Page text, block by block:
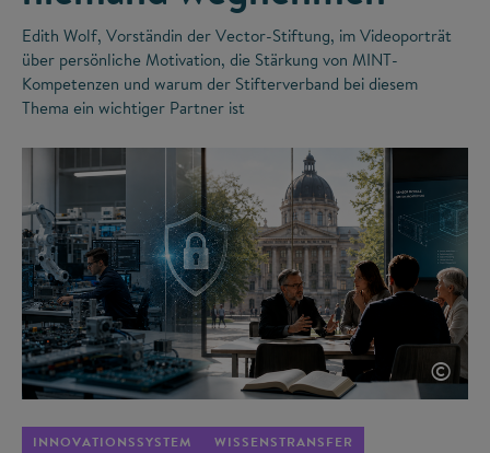
Edith Wolf, Vorständin der Vector-Stiftung, im Videoporträt
über persönliche Motivation, die Stärkung von MINT-
Kompetenzen und warum der Stifterverband bei diesem
Thema ein wichtiger Partner ist
©
INNOVATIONSSYSTEM WISSENSTRANSFER